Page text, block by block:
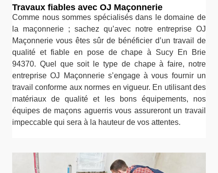
Travaux fiables avec OJ Maçonnerie
Comme nous sommes spécialisés dans le domaine de
la maçonnerie ; sachez qu’avec notre entreprise OJ
Maçonnerie vous êtes sûr de bénéficier d’un travail de
qualité et fiable en pose de chape à Sucy En Brie
94370. Quel que soit le type de chape à faire, notre
entreprise OJ Maçonnerie s’engage à vous fournir un
travail conforme aux normes en vigueur. En utilisant des
matériaux de qualité et les bons équipements, nos
équipes de maçons aguerris vous assureront un travail
impeccable qui sera à la hauteur de vos attentes.